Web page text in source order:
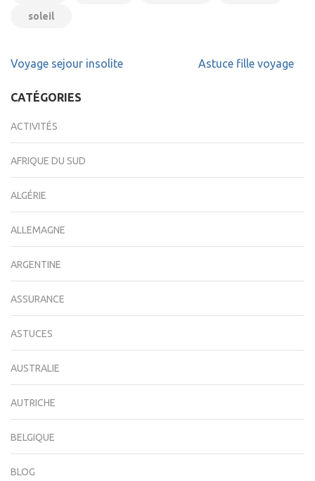
soleil
Navigation
l’article
Voyage sejour insolite Astuce fille voyage
CATÉGORIES
ACTIVITÉS
AFRIQUE DU SUD
ALGÉRIE
ALLEMAGNE
ARGENTINE
ASSURANCE
ASTUCES
AUSTRALIE
AUTRICHE
BELGIQUE
BLOG